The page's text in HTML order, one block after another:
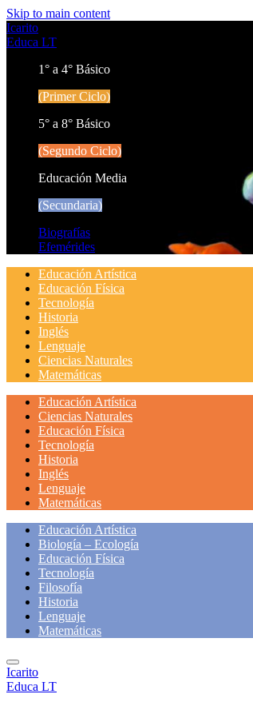
Skip to main content
Icarito
Educa LT
1° a 4° Básico
(Primer Ciclo)
5° a 8° Básico
(Segundo Ciclo)
Educación Media
(Secundaria)
Biografías
Efemérides
Educación Artística
Educación Física
Tecnología
Historia
Inglés
Lenguaje
Ciencias Naturales
Matemáticas
Educación Artística
Ciencias Naturales
Educación Física
Tecnología
Historia
Inglés
Lenguaje
Matemáticas
Educación Artística
Biología – Ecología
Educación Física
Tecnología
Filosofía
Historia
Lenguaje
Matemáticas
Icarito
Educa LT